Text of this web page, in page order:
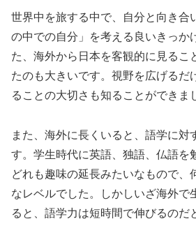
世界中を旅する中で、自分と向き合
の中での自分」を考える良いきっか
た、海外から日本を客観的に見るこ
たのも大きいです。視野を広げるだ
ることの大切さも知ることができま
また、海外に長くいると、語学に対
す。学生時代に英語、独語、仏語を
どれも趣味の延長みたいなもので、
なレベルでした。しかしいざ海外で
ると、語学力は短時間で伸びるのだ